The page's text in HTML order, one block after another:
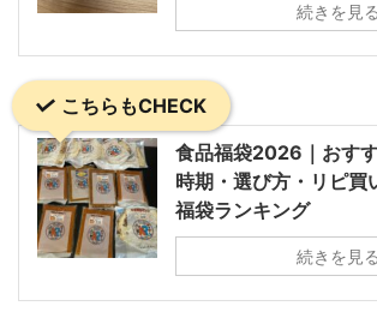
続きを見る
こちらもCHECK
食品福袋2026｜おす
時期・選び方・リピ買
福袋ランキング
続きを見る